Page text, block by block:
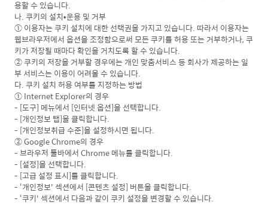
용할 수 있습니다.
나. 쿠키의 설치•운용 및 거부
① 이용자는 쿠키 설치에 대한 선택권을 가지고 있습니다. 따라서 이용자는
웹브라우저에서 옵션을 조정함으로써 모든 쿠키를 허용 또는 거부하거나, 쿠
키가 저장될 때마다 확인을 거치도록 할 수 있습니다.
② 쿠키의 저장을 거부할 경우에는 개인 맞춤서비스 등 회사가 제공하는 일
부 서비스는 이용이 어려울 수 있습니다.
다. 쿠키 설치 허용 여부를 지정하는 방법
① Internet Explorer의 경우
- [도구] 메뉴에서 [인터넷 옵션]을 선택합니다.
- [개인정보 탭]을 클릭합니다.
- [개인정보취급 수준]을 설정하시면 됩니다.
② Google Chrome의 경우
- 브라우저 툴바에서 Chrome 메뉴를 클릭합니다.
- [설정]을 선택합니다.
- [고급 설정 표시]를 클릭합니다.
- ‘개인정보' 섹션에서 [콘텐츠 설정] 버튼을 클릭합니다.
- ‘쿠키' 섹션에서 다음과 같이 쿠키 설정을 변경할 수 있습니다.